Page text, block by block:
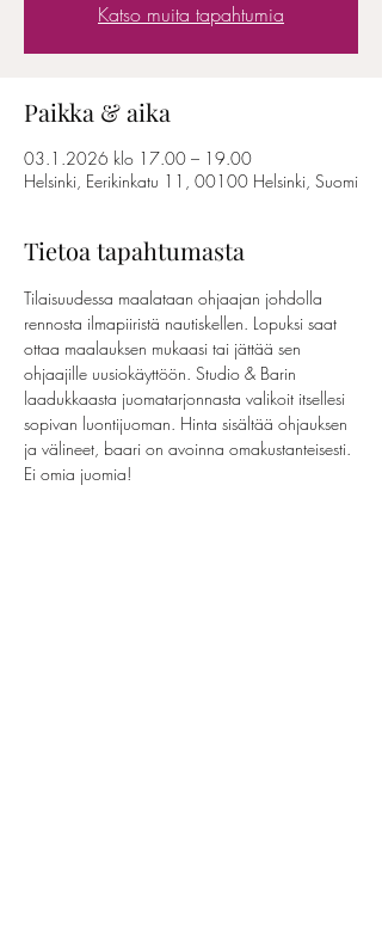
Katso muita tapahtumia
Paikka & aika
03.1.2026 klo 17.00 – 19.00
Helsinki, Eerikinkatu 11, 00100 Helsinki, Suomi
Tietoa tapahtumasta
Tilaisuudessa maalataan ohjaajan johdolla
rennosta ilmapiiristä nautiskellen. Lopuksi saat
ottaa maalauksen mukaasi tai jättää sen
ohjaajille uusiokäyttöön. Studio & Barin
laadukkaasta juomatarjonnasta valikoit itsellesi
sopivan luontijuoman. Hinta sisältää ohjauksen
ja välineet, baari on avoinna omakustanteisesti.
Ei omia juomia!